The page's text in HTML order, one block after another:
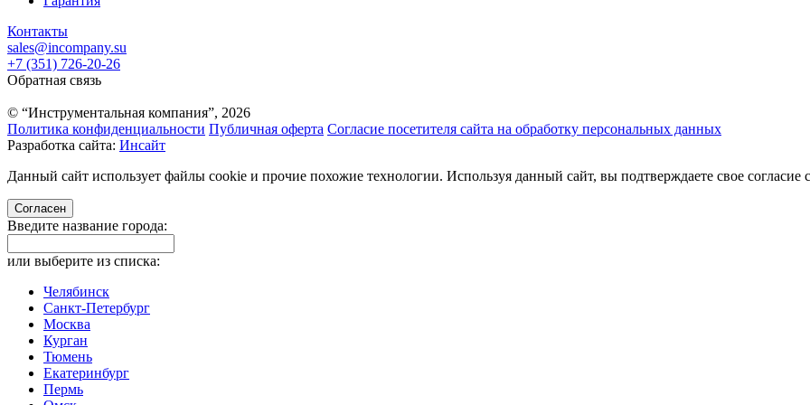
Контакты
sales@incompany.su
+7 (351) 726-20-26
Обратная связь
© “Инструментальная компания”, 2026
Политика конфиденциальности Публичная оферта Согласие посетителя сайта на обработку персональных данных
Разработка сайта: Инсайт
Данный сайт использует файлы cookie и прочие похожие технологии. Используя данный сайт, вы подтверждаете свое согласие с
Согласен
Введите название города:
или выберите из списка:
Челябинск
Санкт-Петербург
Москва
Курган
Тюмень
Екатеринбург
Пермь